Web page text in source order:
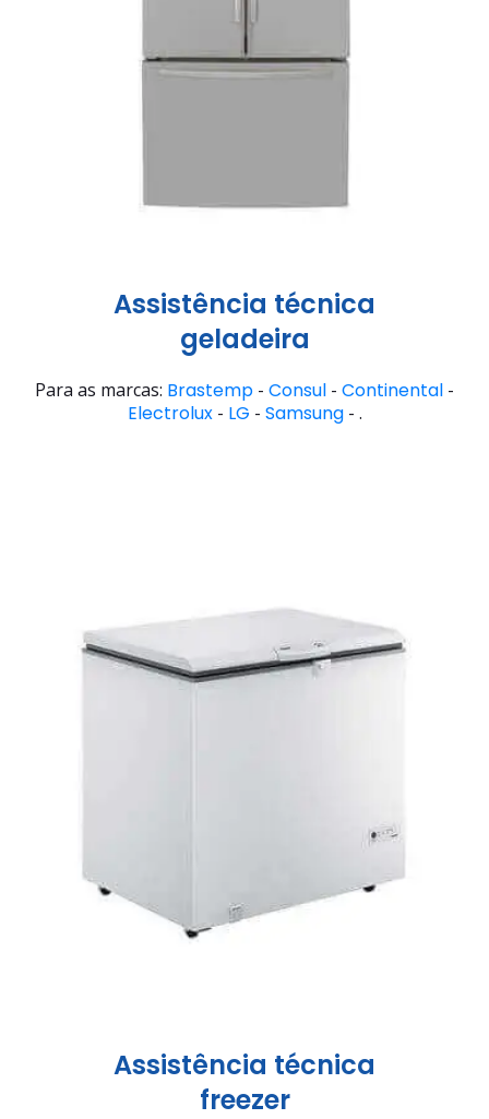
Assistência técnica
geladeira
Para as marcas: Brastemp - Consul - Continental -
Electrolux- LG - Samsung- .
Assistência técnica
freezer